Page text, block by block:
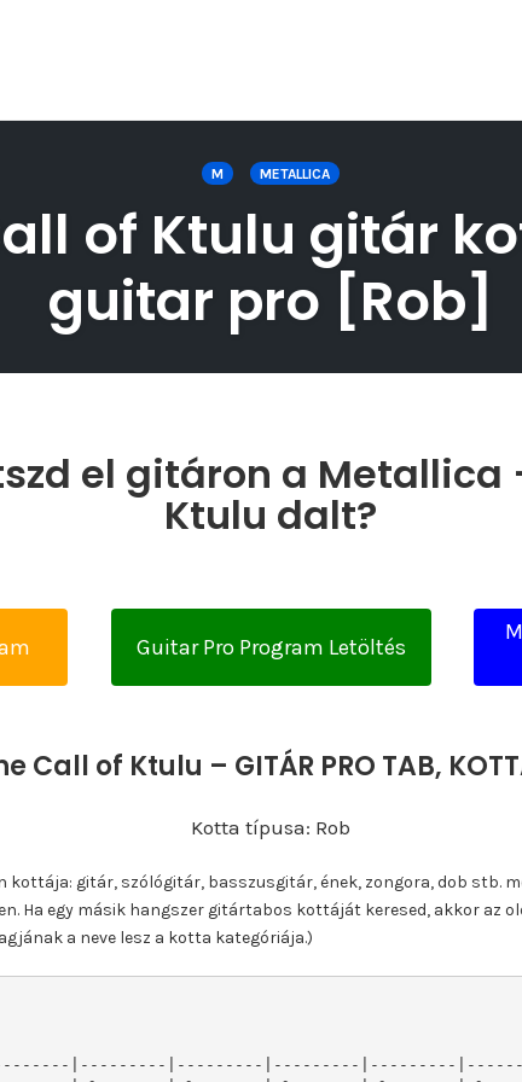
M METALLICA
of Ktulu gitár
guitar pro [Rob]
el gitáron a Metallica
Ktulu dalt?
Guitar Pro Program Letöltés
Call of Ktulu – GITÁR PRO TAB,
Kotta típusa: Rob
kottája: gitár, szólógitár, basszusgitár, ének, zongora, dob stb.
Ha egy másik hangszer gitártabos kottáját keresed, akkor az
a neve lesz a kotta kategóriája.)